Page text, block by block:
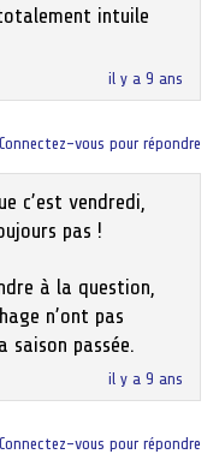
il y a 9 ans
intuile
il y a 9 ans
c’est vendredi,
pas !
à la question,
n’ont pas
saison passée.
Connectez-vous pour répondre
Connectez-vous pour répondre